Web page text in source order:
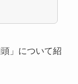
」について紹